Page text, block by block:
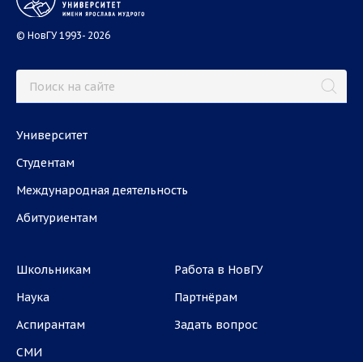
© НовГУ 1993- 2026
Университет
Студентам
Международная деятельность
Абитуриентам
Школьникам
Наука
Аспирантам
СМИ
Работа в НовГУ
Партнёрам
Задать вопрос